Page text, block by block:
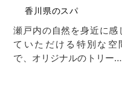
香川県のスパ
瀬戸内の自然を身近に感
ていただける特別な空
で、オリジナルのトリー…